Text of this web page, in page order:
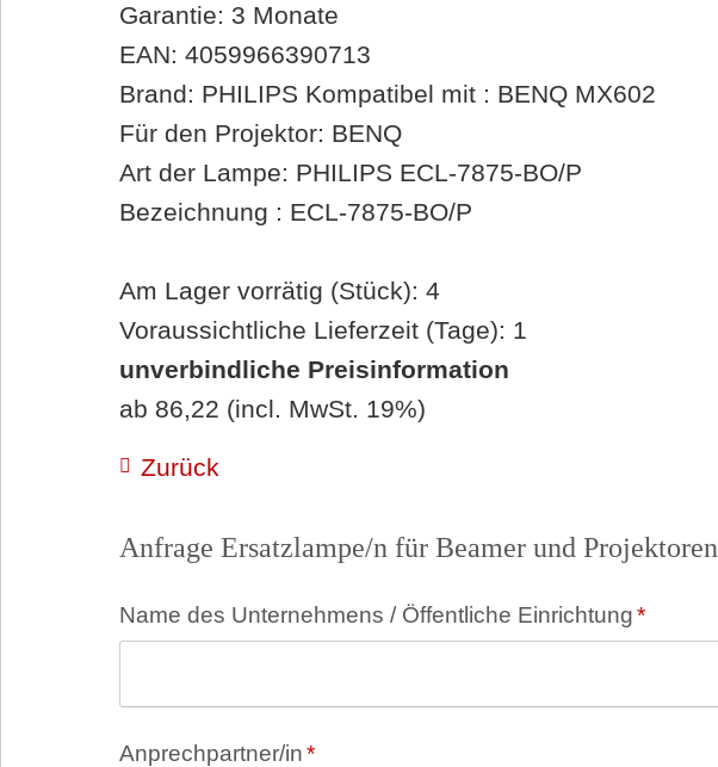
Garantie: 3 Monate
EAN: 4059966390713
Brand: PHILIPS Kompatibel mit : BENQ MX602
Für den Projektor: BENQ
Art der Lampe: PHILIPS ECL-7875-BO/P
Bezeichnung : ECL-7875-BO/P
Am Lager vorrätig (Stück): 4
Voraussichtliche Lieferzeit (Tage): 1
unverbindliche Preisinformation
ab 86,22 (incl. MwSt. 19%)
Zurück
Anfrage Ersatzlampe/n für Beamer und Projektoren
Pflichtfeld
Name des Unternehmens / Öffentliche Einrichtung*
Pflichtfeld
Anprechpartner/in*